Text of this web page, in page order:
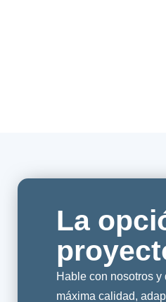
La
Hable con nosotros
máxima calidad,